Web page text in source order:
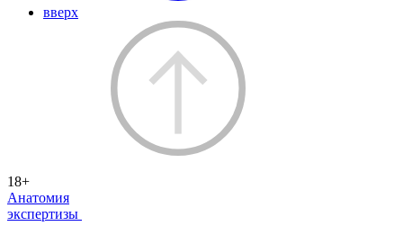
вверх
18+
Анатомия
экспертизы